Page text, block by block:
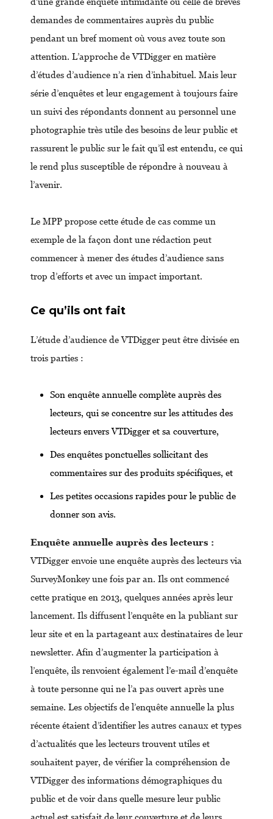
demandes de commentaires auprès du public
pendant un bref moment où vous avez toute son
attention. L’approche de VTDigger en matière
d’études d’audience n’a rien d’inhabituel. Mais leur
série d’enquêtes et leur engagement à toujours faire
un suivi des répondants donnent au personnel une
photographie très utile des besoins de leur public et
rassurent le public sur le fait qu’il est entendu, ce qui
le rend plus susceptible de répondre à nouveau à
l’avenir.
Le MPP propose cette étude de cas comme un
exemple de la façon dont une rédaction peut
commencer à mener des études d’audience sans
trop d’efforts et avec un impact important.
Ce qu’ils ont fait
L’étude d’audience de VTDigger peut être divisée en
trois parties :
Son enquête annuelle complète auprès des
lecteurs, qui se concentre sur les attitudes des
lecteurs envers VTDigger et sa couverture,
Des enquêtes ponctuelles sollicitant des
commentaires sur des produits spécifiques, et
Les petites occasions rapides pour le public de
donner son avis.
Enquête annuelle auprès des lecteurs :
VTDigger envoie une enquête auprès des lecteurs via
SurveyMonkey une fois par an. Ils ont commencé
cette pratique en 2013, quelques années après leur
lancement. Ils diffusent l’enquête en la publiant sur
leur site et en la partageant aux destinataires de leur
newsletter. Afin d’augmenter la participation à
l’enquête, ils renvoient également l’e-mail d’enquête
à toute personne qui ne l’a pas ouvert après une
semaine. Les objectifs de l’enquête annuelle la plus
récente étaient d’identifier les autres canaux et types
d’actualités que les lecteurs trouvent utiles et
souhaitent payer, de vérifier la compréhension de
VTDigger des informations démographiques du
public et de voir dans quelle mesure leur public